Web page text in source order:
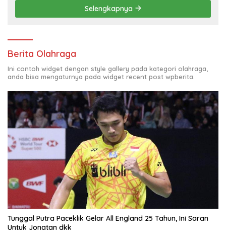
Selengkapnya
Berita Olahraga
Ini contoh widget dengan style gallery pada kategori olahraga,
anda bisa mengaturnya pada widget recent post wpberita.
Tunggal Putra Paceklik Gelar All England 25 Tahun, Ini Saran
Untuk Jonatan dkk